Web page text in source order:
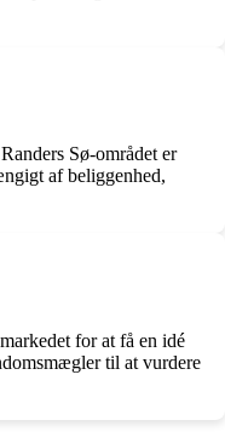
Sø-området er
af beliggenhed,
for at få en idé
til at vurdere